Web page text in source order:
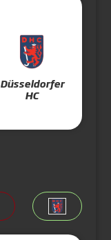
Düsseldorfer
HC